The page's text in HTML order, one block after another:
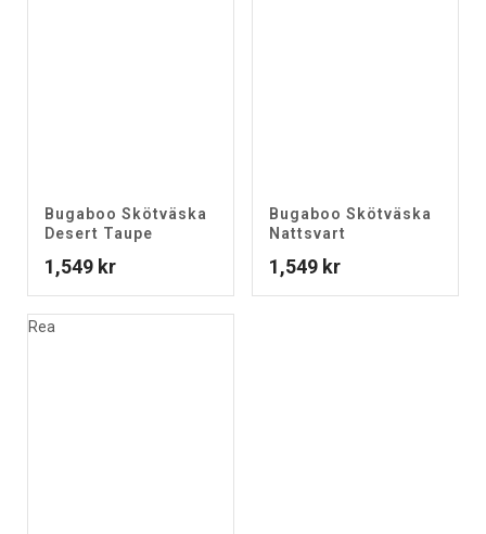
Bugaboo Skötväska
Desert Taupe
1,549 kr
Bugaboo Skötväska
Nattsvart
1,549 kr
Rea